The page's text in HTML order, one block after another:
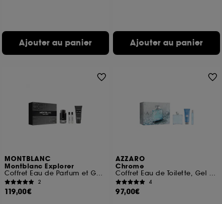
Ajouter au panier Ajouter au panier
MONTBLANC
Montblanc Explorer
Coffret Eau de Parfum et Gel Douche
2
119,00€
AZZARO
Chrome
Coffret Eau de Toilette, Gel Douche Cheveux & Corps et Format Voyage
4
97,00€